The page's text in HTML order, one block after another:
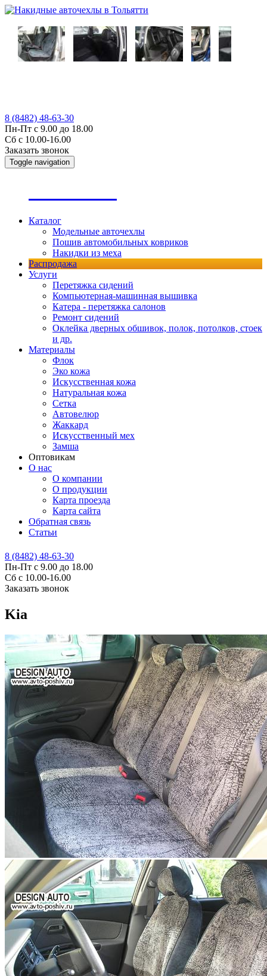
8 (8482) 48-63-30
Пн-Пт с 9.00 до 18.00
Сб с 10.00-16.00
Заказать звонок
Toggle navigation
Каталог
Модельные авточехлы
Пошив автомобильных ковриков
Накидки из меха
Распродажа
Услуги
Перетяжка сидений
Компьютерная-машинная вышивка
Катера - перетяжка салонов
Ремонт сидений
Оклейка дверных обшивок, полок, потолков, стоек
и др.
Материалы
Флок
Эко кожа
Искусственная кожа
Натуральная кожа
Сетка
Автовелюр
Жаккард
Искусственный мех
Замша
Оптовикам
О нас
О компании
О продукции
Карта проезда
Карта сайта
Обратная связь
Статьи
8 (8482) 48-63-30
Пн-Пт с 9.00 до 18.00
Сб с 10.00-16.00
Заказать звонок
Kia